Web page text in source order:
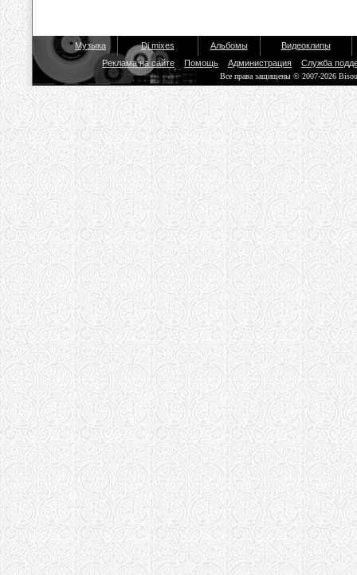
Музыка Dj mixes Альбомы
Видеоклипы
Реклама на сайте
Помощь Администрация Служба
Все права защищены © 2007-2026